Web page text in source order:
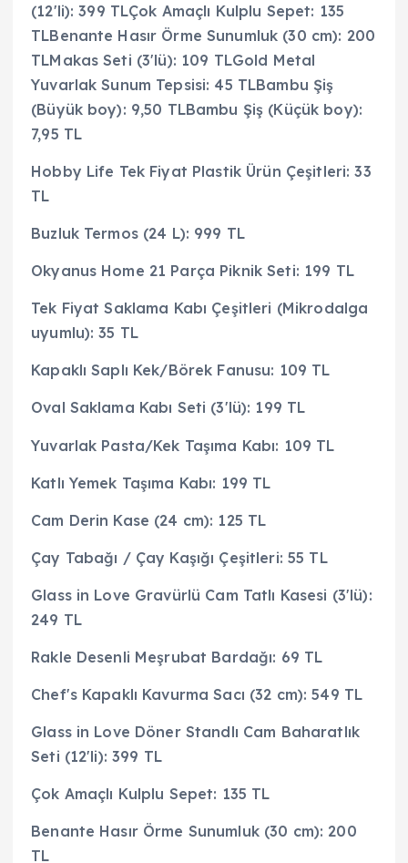
(12'li): 399 TLÇok Amaçlı Kulplu Sepet: 135
TLBenante Hasır Örme Sunumluk (30 cm): 200
TLMakas Seti (3'lü): 109 TLGold Metal
Yuvarlak Sunum Tepsisi: 45 TLBambu Şiş
(Büyük boy): 9,50 TLBambu Şiş (Küçük boy):
7,95 TL
Hobby Life Tek Fiyat Plastik Ürün Çeşitleri: 33
TL
Buzluk Termos (24 L): 999 TL
Okyanus Home 21 Parça Piknik Seti: 199 TL
Tek Fiyat Saklama Kabı Çeşitleri (Mikrodalga
uyumlu): 35 TL
Kapaklı Saplı Kek/Börek Fanusu: 109 TL
Oval Saklama Kabı Seti (3'lü): 199 TL
Yuvarlak Pasta/Kek Taşıma Kabı: 109 TL
Katlı Yemek Taşıma Kabı: 199 TL
Cam Derin Kase (24 cm): 125 TL
Çay Tabağı / Çay Kaşığı Çeşitleri: 55 TL
Glass in Love Gravürlü Cam Tatlı Kasesi (3'lü):
249 TL
Rakle Desenli Meşrubat Bardağı: 69 TL
Chef's Kapaklı Kavurma Sacı (32 cm): 549 TL
Glass in Love Döner Standlı Cam Baharatlık
Seti (12'li): 399 TL
Çok Amaçlı Kulplu Sepet: 135 TL
Benante Hasır Örme Sunumluk (30 cm): 200
TL